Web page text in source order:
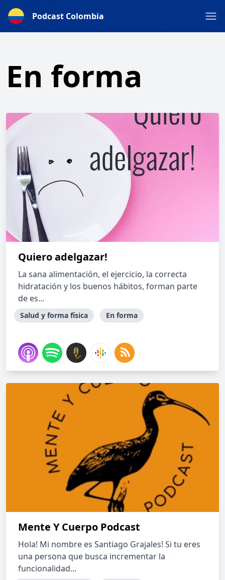
Podcast Colombia
En forma
Quiero adelgazar!
La sana alimentación, el ejercicio, la correcta
hidratación y los buenos hábitos, forman parte
de es...
Salud y forma física En forma
Mente Y Cuerpo Podcast
Hola! Mi nombre es Santiago Grajales! Si tu eres
una persona que busca incrementar la
funcionalidad...